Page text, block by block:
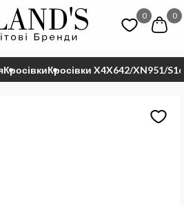
0 0
КросівкиКросівки X4X642/XN951/